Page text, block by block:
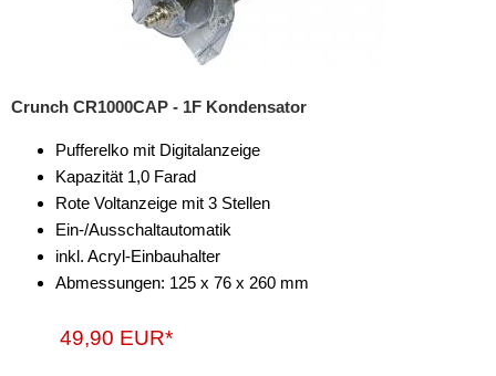
Crunch CR1000CAP - 1F Kondensator
Pufferelko mit Digitalanzeige
Kapazität 1,0 Farad
Rote Voltanzeige mit 3 Stellen
Ein-/Ausschaltautomatik
inkl. Acryl-Einbauhalter
Abmessungen: 125 x 76 x 260 mm
49,90 EUR*